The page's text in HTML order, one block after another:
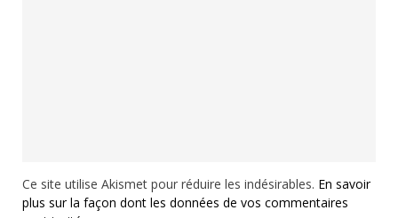
Ce site utilise Akismet pour réduire les indésirables. En savoir
plus sur la façon dont les données de vos commentaires